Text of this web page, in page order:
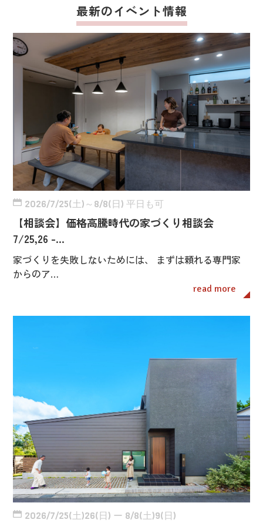
最新のイベント情報
2026/7/25(土)～8/8(日) 平日も可
【相談会】価格高騰時代の家づくり相談会
7/25,26 -…
家づくりを失敗しないためには、 まずは頼れる専門家
からのア…
read more
2026/7/25(土)26(日) ー 8/8(土)9(日)